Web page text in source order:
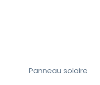
Panneau solaire